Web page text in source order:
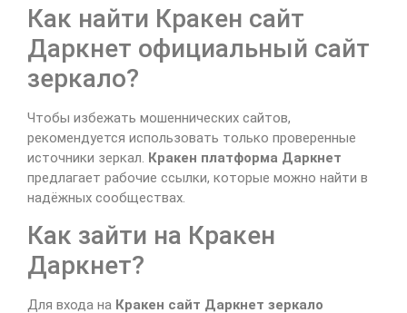
Как найти Кракен сайт
Даркнет официальный сайт
зеркало?
Чтобы избежать мошеннических сайтов,
рекомендуется использовать только проверенные
источники зеркал. Кракен платформа Даркнет
предлагает рабочие ссылки, которые можно найти в
надёжных сообществах.
Как зайти на Кракен
Даркнет?
Для входа на Кракен сайт Даркнет зеркало